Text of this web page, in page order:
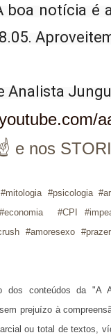
boa notícia é
Analista
e nos
#psicologia
#economia #CPI
#amoresexo
dos conteúdos da
prejuízo à
ou total de textos,